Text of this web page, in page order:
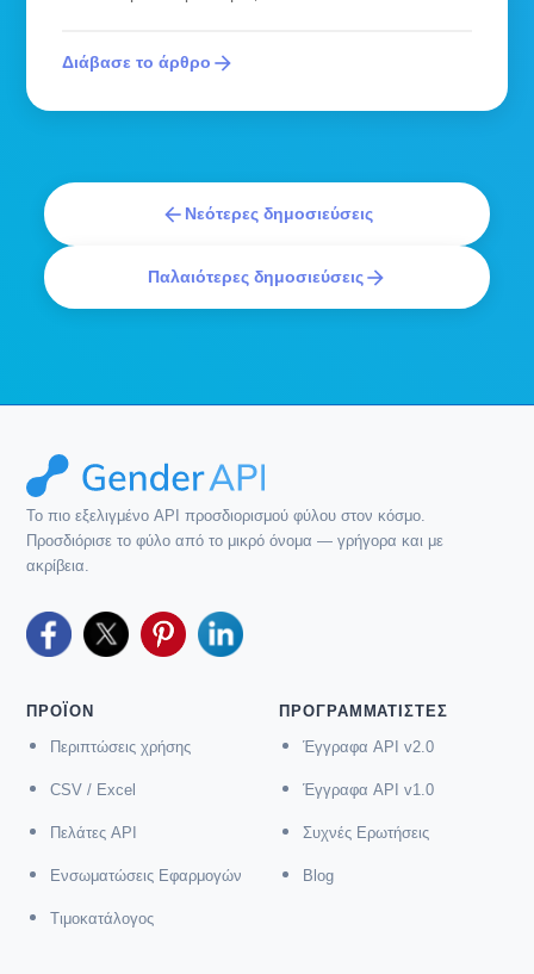
Διάβασε το άρθρο arrow_forward
arrow_back Νεότερες δημοσιεύσεις
Παλαιότερες δημοσιεύσειςarrow_forward
Το πιο εξελιγμένο API προσδιορισμού φύλου στον κόσμο.
Προσδιόρισε το φύλο από το μικρό όνομα — γρήγορα και με
ακρίβεια.
ΠΡΟΪΌΝ
Περιπτώσεις χρήσης
CSV / Excel
Πελάτες API
Ενσωματώσεις Εφαρμογών
Τιμοκατάλογος
ΠΡΟΓΡΑΜΜΑΤΙΣΤΈΣ
Έγγραφα API v2.0
Έγγραφα API v1.0
Συχνές Ερωτήσεις
Blog